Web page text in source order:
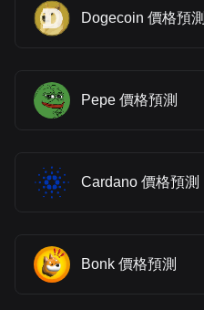
Dogecoin 價格預測
Pepe 價格預測
Cardano 價格預測
Bonk 價格預測